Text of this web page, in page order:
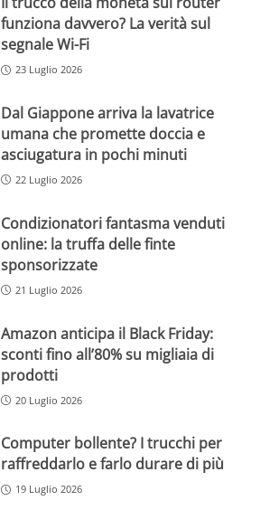
funziona davvero? La verità sul
segnale Wi-Fi
23 Luglio 2026
Dal Giappone arriva la lavatrice
umana che promette doccia e
asciugatura in pochi minuti
22 Luglio 2026
Condizionatori fantasma venduti
online: la truffa delle finte
sponsorizzate
21 Luglio 2026
Amazon anticipa il Black Friday:
sconti fino all’80% su migliaia di
prodotti
20 Luglio 2026
Computer bollente? I trucchi per
raffreddarlo e farlo durare di più
19 Luglio 2026